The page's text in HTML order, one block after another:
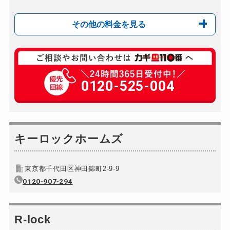
その他の料金を見る
玄関カギ修理 別途お見積り
玄関カギ作成 別途お見積り
玄関カギ交換 別途お見積り
スーツケースカギ作成
金庫カギ開け
金庫カギ修理
ロッカーカギ開け
ドアノブカギ開け
0120-525-004
キーロックホームズ
東京都千代田区神田錦町2-9-9
0120‐907‐294
R-lock